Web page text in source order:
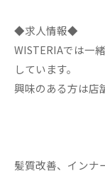
◆求人情報◆
WISTERIAでは一
しています。
興味のある方は店
髪質改善、インナ